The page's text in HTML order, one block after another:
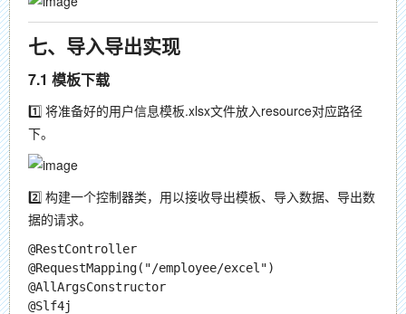
七、导入导出实现
7.1 模板下载
1️⃣ 将准备好的用户信息模板.xlsx文件放入resource对应路径
下。
2️⃣ 构建一个控制器类，用以接收导出模板、导入数据、导出数
据的请求。
@RestController
@RequestMapping("/employee/excel")
@AllArgsConstructor
@Slf4j